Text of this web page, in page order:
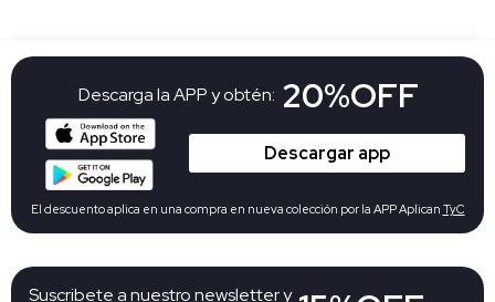
Suscribete a nuestro newsletter y
Descarga la APP y obtén: 20%OFF
Descargar app
El descuento aplica en una compra en nueva colección por la APP Aplican TyC